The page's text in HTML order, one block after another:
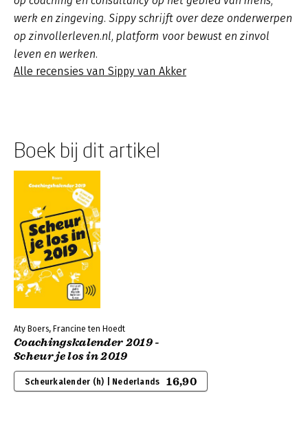
werk en zingeving. Sippy schrijft over deze onderwerpen
op zinvollerleven.nl, platform voor bewust en zinvol
leven en werken.
Alle recensies van Sippy van Akker
Boek bij dit artikel
Aty Boers, Francine ten Hoedt
Coachingskalender 2019 -
Scheur je los in 2019
Scheurkalender (h) | Nederlands 16,90